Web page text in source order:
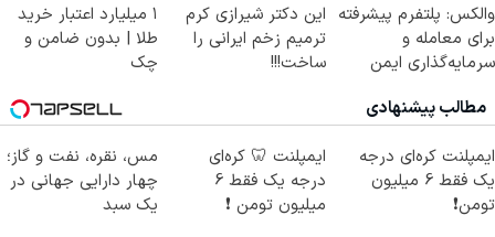
والکس: پلتفرم پیشرفته
برای معامله و
سرمایه‌گذاری ایمن
این دکتر شیرازی کرم
ترمیم زخم ایرانی را
ساخت!!!
۱ میلیارد اعتبار خرید
طلا | بدون ضامن و
چک
مطالب پیشنهادی
ایمپلنت کره‌ای درجه
یک فقط 6 میلیون
تومن❗
ایمپلنت 🦷 کره‌ای
درجه یک فقط 6
میلیون تومن ❗
مس، نقره، نفت و گاز؛
چهار دارایی جهانی در
یک سبد